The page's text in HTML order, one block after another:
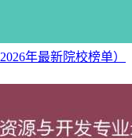
年最新院校榜单）